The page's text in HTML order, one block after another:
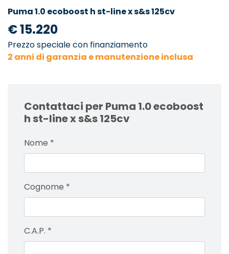
Puma 1.0 ecoboost h st-line x s&s 125cv
€ 15.220
Prezzo speciale con finanziamento
2 anni di garanzia e manutenzione inclusa
Contattaci per Puma 1.0 ecoboost
h st-line x s&s 125cv
Nome *
Cognome *
C.A.P. *